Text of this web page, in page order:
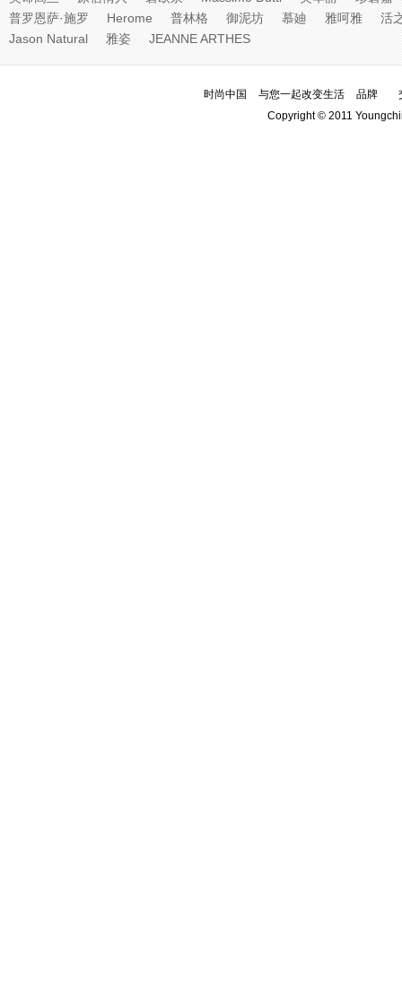
普罗恩萨·施罗
Herome 普林格 御泥坊 慕廸 雅呵雅
活
Jason Natural
雅姿 JEANNE ARTHES
时尚中国 与您一起改变生活 品牌
Copyright © 2011